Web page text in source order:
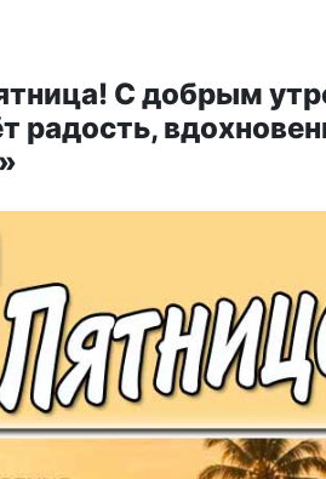
С добрым
радость,